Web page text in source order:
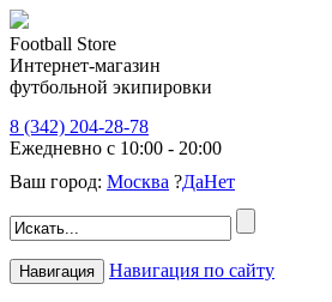
Football Store
Интернет-магазин
футбольной экипировки
8 (342) 204-28-78
Ежедневно с 10:00 - 20:00
Ваш город: Москва ?ДаНет
Навигация Навигация по сайту